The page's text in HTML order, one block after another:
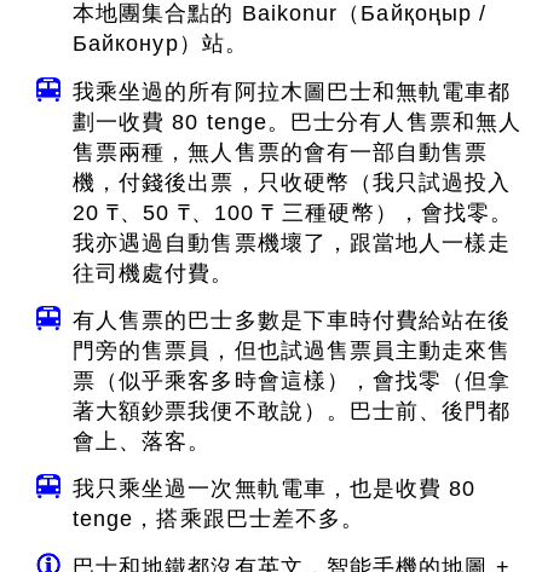
本地團集合點的 Baikonur（Байқоңыр /
Байконур）站。
我乘坐過的所有阿拉木圖巴士和無軌電車都
劃一收費 80 tenge。巴士分有人售票和無人
售票兩種，無人售票的會有一部自動售票
機，付錢後出票，只收硬幣（我只試過投入
20 ₸、50 ₸、100 ₸ 三種硬幣），會找零。
我亦遇過自動售票機壞了，跟當地人一樣走
往司機處付費。
有人售票的巴士多數是下車時付費給站在後
門旁的售票員，但也試過售票員主動走來售
票（似乎乘客多時會這樣），會找零（但拿
著大額鈔票我便不敢說）。巴士前、後門都
會上、落客。
我只乘坐過一次無軌電車，也是收費 80
tenge，搭乘跟巴士差不多。
巴士和地鐵都沒有英文，智能手機的地圖 +